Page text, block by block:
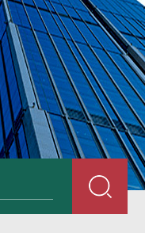
带检重报警输送线75kg